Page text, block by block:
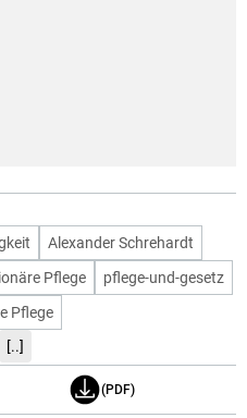
Alexander Schrehardt
Pflege
pflege-und-gesetz
Pflege
[..]
(PDF)